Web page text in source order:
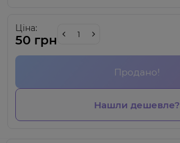
Ціна:
50 грн
Продано!
Нашли дешевле?